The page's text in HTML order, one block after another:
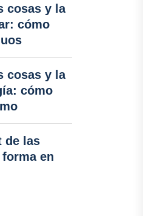
cosas y la
cómo
cosas y la
cómo
de las
en